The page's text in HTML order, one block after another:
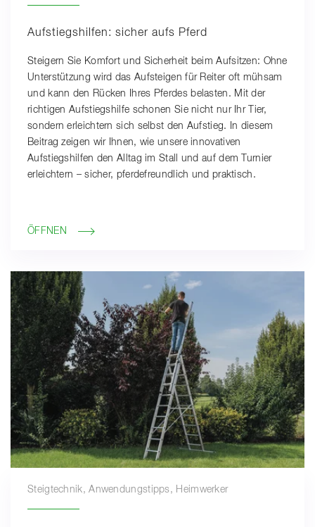
Aufstiegshilfen: sicher aufs Pferd
Steigern Sie Komfort und Sicherheit beim Aufsitzen: Ohne
Unterstützung wird das Aufsteigen für Reiter oft mühsam
und kann den Rücken Ihres Pferdes belasten. Mit der
richtigen Aufstiegshilfe schonen Sie nicht nur Ihr Tier,
sondern erleichtern sich selbst den Aufstieg. In diesem
Beitrag zeigen wir Ihnen, wie unsere innovativen
Aufstiegshilfen den Alltag im Stall und auf dem Turnier
erleichtern – sicher, pferdefreundlich und praktisch.
ÖFFNEN
Steigtechnik, Anwendungstipps, Heimwerker